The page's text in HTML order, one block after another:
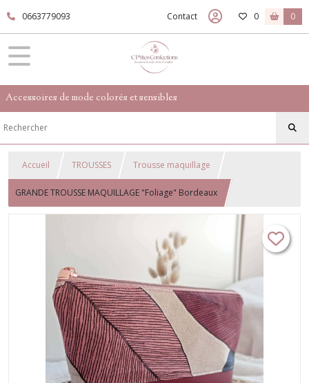
0663779093 Contact 0 0
Accessoires de mode colorés et sensibles
Accueil TROUSSES Trousse maquillage
GRANDE TROUSSE MAQUILLAGE "Foliage" Bordeaux